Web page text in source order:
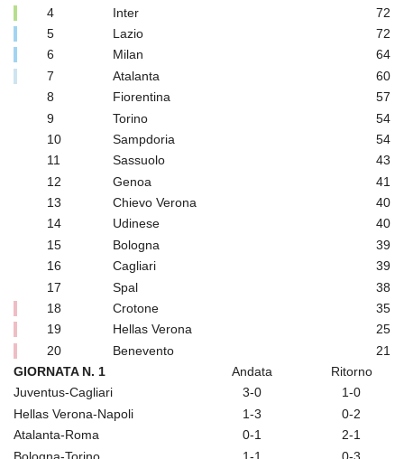
4
Inter
72
5
Lazio
72
6
Milan
64
7
Atalanta
60
8
Fiorentina
57
9
Torino
54
10
Sampdoria
54
11
Sassuolo
43
12
Genoa
41
13
Chievo Verona
40
14
Udinese
40
15
Bologna
39
16
Cagliari
39
17
Spal
38
18
Crotone
35
19
Hellas Verona
25
20
Benevento
21
GIORNATA N. 1
Andata
Ritorno
Juventus-Cagliari
3-0
1-0
Hellas Verona-Napoli
1-3
0-2
Atalanta-Roma
0-1
2-1
Bologna-Torino
1-1 0-3